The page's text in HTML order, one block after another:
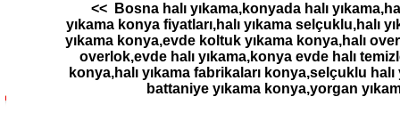
<< Bosna halı yıkama,konyada halı
yıkama konya fiyatları,halı yıkama selçuklu,halı
yıkama konya,evde koltuk yıkama konya,halı
overlok,evde halı yıkama,konya evde halı
konya,halı yıkama fabrikaları konya,selçuklu
battaniye yıkama konya,yorgan